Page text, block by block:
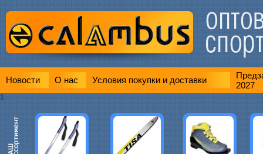
Новости О нас Условия покупки и доставки
2027
1